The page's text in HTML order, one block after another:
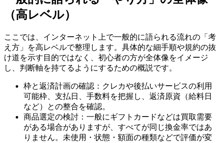
（高レベル）
ここでは、インターネット上で一般的に語られる流れの「考
え方」を高レベルで整理します。具体的な細手順や規約の抜
け道を示す目的ではなく、初心者の方が全体像をイメージ
し、判断軸を持てるようにするための概説です。
枠と返済計画の確認：クレカや後払いサービスの利用
可能枠、支払日、手数料を把握し、返済原資（給料日
など）との整合を確認。
商品選定の検討：一般にギフトカードなどは買取需要
がある場合がありますが、すべてが同じ換金率ではあ
りません。未使用・状態・額面の種類などで評価が変